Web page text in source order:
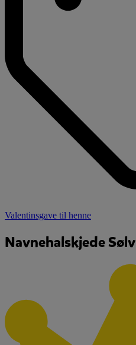
Valentinsgave til henne
Navnehalskjede Sølv